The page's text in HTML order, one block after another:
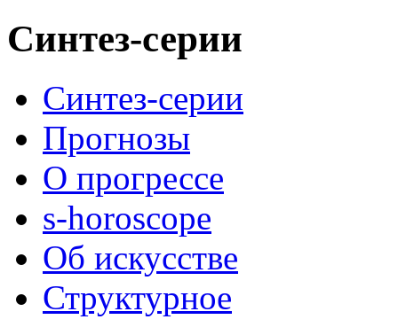
Синтез-серии
Синтез-серии
Прогнозы
О прогрессе
s-horoscope
Об искусстве
Структурное